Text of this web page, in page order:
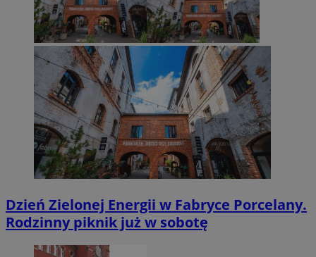
Dzień Zielonej Energii w Fabryce Porcelany.
Rodzinny piknik już w sobotę